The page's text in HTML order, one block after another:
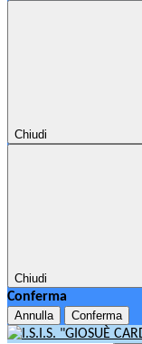
Chiudi
Chiudi
Conferma
Annulla Conferma